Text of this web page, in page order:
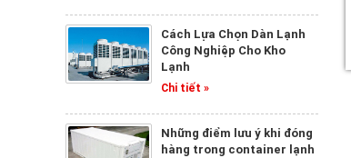
Cách Lựa Chọn Dàn Lạnh
Công Nghiệp Cho Kho
Lạnh
Chi tiết »
Những điểm lưu ý khi đóng
hàng trong container lạnh